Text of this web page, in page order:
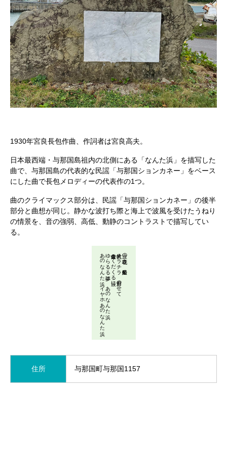
1930年宮良長包作曲、作詞者は宮良高夫。
日本最西端・与那国島祖内の北側にある「なんた浜」を描写した
曲で、与那国島の代表的な民謡「与那国ションカネー」をベース
にした曲で長包メロディーの代表作の1つ。
曲のクライマックス部分は、民謡「与那国ションカネー」の後半
部分と曲想が同じ。静かな波打ち際と海上で波風を受けたうねり
の情景を、音の強弱、高低、動静のコントラストで描写してい
る。
波の花咲き 船足軽く
片帆チラチラ 月影のせて
黄金白金 くだくる波に
ゆらるる夢は あのなんた浜
あのなんた浜 イヤホあのなんた浜
住所 与那国町与那国1157